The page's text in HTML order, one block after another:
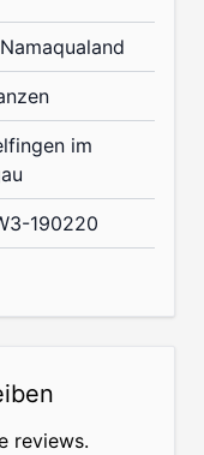
im
190220
reviews.